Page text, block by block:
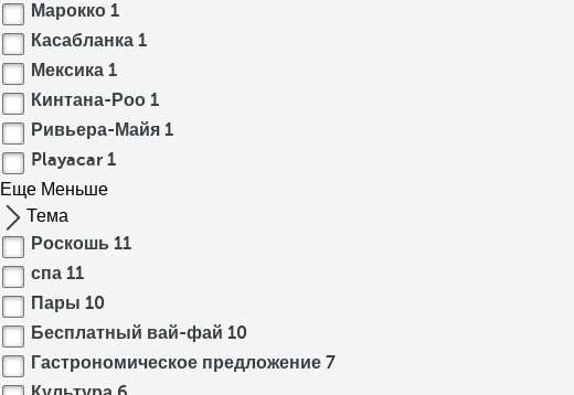
Марокко 1
Касабланка 1
Мексика 1
Кинтана-Роо 1
Ривьера-Майя 1
Playacar 1
Еще Меньше
Тема
Роскошь 11
спа 11
Пары 10
Бесплатный вай-фай 10
Гастрономическое предложение 7